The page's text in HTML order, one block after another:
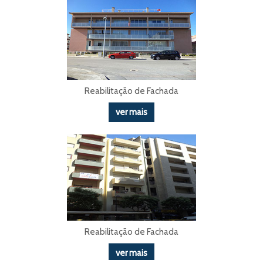
Reabilitação de Fachada
ver mais
Reabilitação de Fachada
ver mais